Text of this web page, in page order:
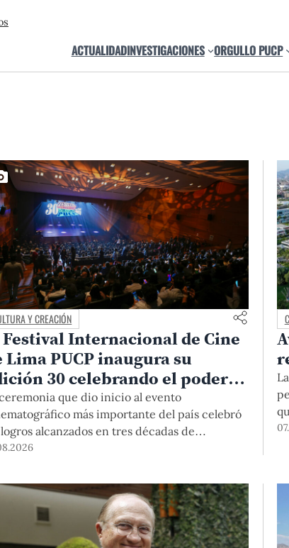
ACTUALIDADINVESTIGACIONES ORGULLO PUCP
Y CREACIÓN
Festival Internacional de Cine
Lima PUCP inaugura su
30 celebrando el poder
encuentroque dio inicio al evento
más importante del país celebró
alcanzados en tres décadas de
rindió homenaje a las cineastas
de nuestra Universidad a escuchar al
artístico y académico frente a la reciente
del Colegio Profesional de Artistas del